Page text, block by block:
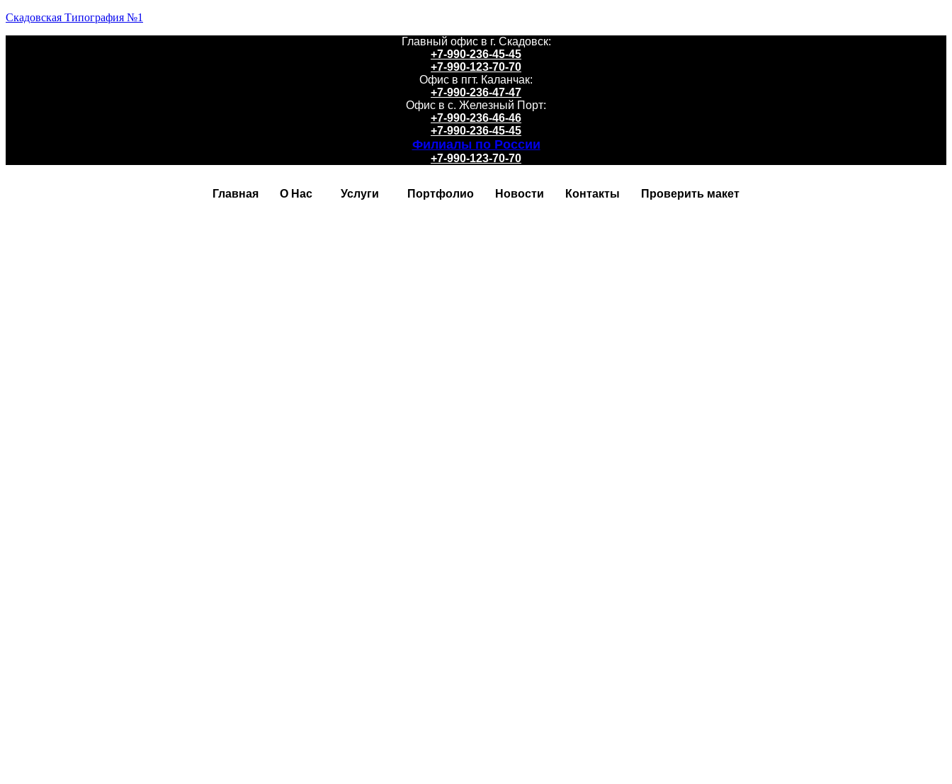
Скадовская Типография №1
Главный офис в г. Скадовск:
+7-990-236-45-45
+7-990-123-70-70
Офис в пгт. Каланчак:
+7-990-236-47-47
Офис в с. Железный Порт:
+7-990-236-46-46
+7-990-236-45-45
Филиалы по России
+7-990-123-70-70
Главная О Нас Услуги Портфолио Новости Контакты Проверить макет